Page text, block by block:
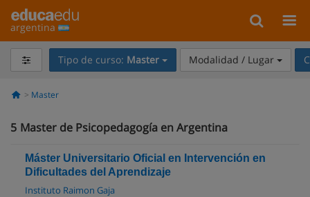
argentina
Tipo de curso: Master Modalidad / Lugar
Master
5 Master de Psicopedagogía en Argentina
Máster Universitario Oficial en Intervención en
Dificultades del Aprendizaje
Instituto Raimon Gaja